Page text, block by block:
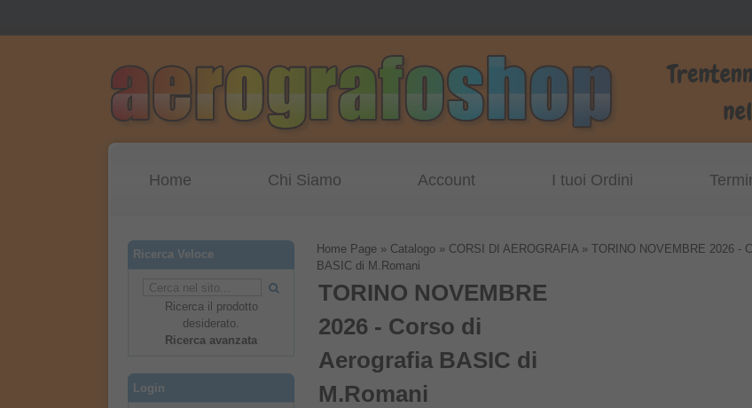
Home Chi Siamo Account I tuoi Ordini
Ricerca Veloce
Ricerca il prodotto
desiderato.
Ricerca avanzata
Login
Home Page» Catalogo» CORSI DI AEROGRAFIA» TORINO NOVEMBRE 2026 -
BASIC di M.Romani
TORINO NOVEMBRE
2026 - Corso di
Aerografia BASIC di
M.Romani